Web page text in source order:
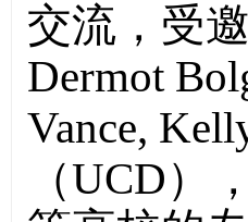
交流，受
Dermot
Vance,
（UCD）